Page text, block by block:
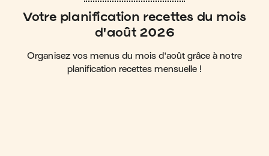
Votre planification recettes du mois
d'août 2026
Organisez vos menus du mois d'août grâce à notre
planification recettes mensuelle !